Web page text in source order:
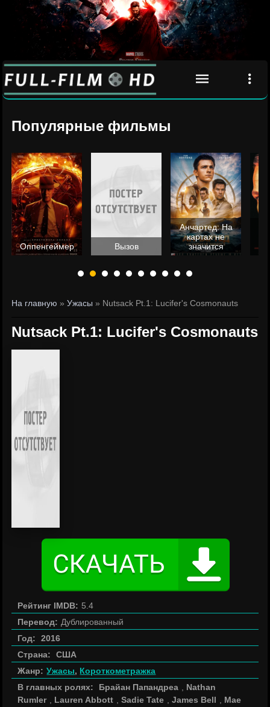
Популярные фильмы
Оппенгеймер Вызов
Анчартед: На
картах не
значится
На главную »Ужасы » Nutsack Pt.1: Lucifer's Cosmonauts
Nutsack Pt.1: Lucifer's Cosmonauts
Рейтинг IMDB: 5.4
Перевод: Дублированный
Год:
2016
Страна:
США
Жанр: Ужасы, Короткометражка
В главных ролях:
Брайан Папандреа
Nathan
Rumler
Lauren Abbott ,Sadie Tate ,James Bell
Mae